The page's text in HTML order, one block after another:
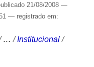
21/08/2008 —
— registrado em:
…/Institucional /